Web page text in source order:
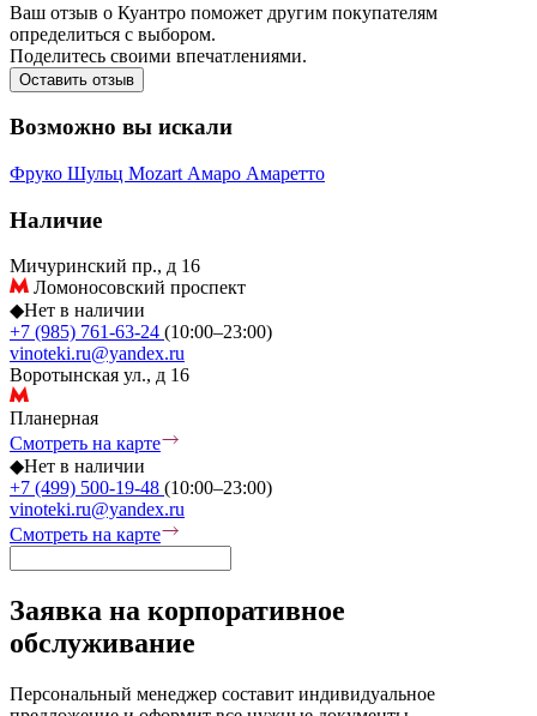
Ваш отзыв о Куантро поможет другим покупателям
определиться с выбором.
Поделитесь своими впечатлениями.
Оставить отзыв
Возможно вы искали
Фруко Шульц Mozart Амаро Амаретто
Наличие
Мичуринский пр., д 16
Ломоносовский проспект
◆Нет в наличии
+7 (985) 761-63-24 (10:00–23:00)
vinoteki.ru@yandex.ru
Воротынская ул., д 16
Планерная
Смотреть на карте
◆Нет в наличии
+7 (499) 500-19-48 (10:00–23:00)
vinoteki.ru@yandex.ru
Смотреть на карте
Заявка на корпоративное
обслуживание
Персональный менеджер составит индивидуальное